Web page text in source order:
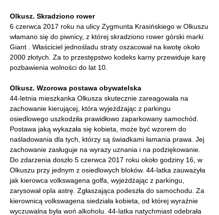
Olkusz. Skradziono rower
6 czerwca 2017 roku na ulicy Zygmunta Krasińskiego w Olkuszu
włamano się do piwnicy, z której skradziono rower górski marki
Giant . Właściciel jednośladu straty oszacował na kwotę około
2000 złotych. Za to przestępstwo kodeks karny przewiduje karę
pozbawienia wolności do lat 10.
Olkusz. Wzorowa postawa obywatelska
44-letnia mieszkanka Olkusza skutecznie zareagowała na
zachowanie kierującej, która wyjeżdżając z parkingu
osiedlowego uszkodziła prawidłowo zaparkowany samochód.
Postawa jaką wykazała się kobieta, może być wzorem do
naśladowania dla tych, którzy są świadkami łamania prawa. Jej
zachowanie zasługuje na wyrazy uznania i na podziękowanie.
Do zdarzenia doszło 5 czerwca 2017 roku około godziny 16, w
Olkuszu przy jednym z osiedlowych bloków. 44-latka zauważyła
jak kierowca volkswagena golfa, wyjeżdżając z parkingu,
zarysował opla astrę. Zgłaszająca podeszła do samochodu. Za
kierownicą volkswagena siedziała kobieta, od której wyraźnie
wyczuwalna była woń alkoholu. 44-latka natychmiast odebrała